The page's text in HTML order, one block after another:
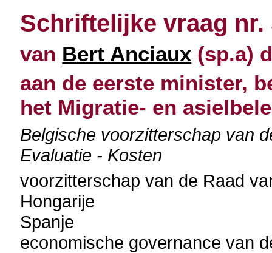
Schriftelijke vraag nr.
van Bert Anciaux (sp.a)
aan de eerste minister,
het Migratie- en
Belgische voorzitterschap van
Evaluatie - Kosten
voorzitterschap van de Raad
Hongarije
Spanje
economische governance van